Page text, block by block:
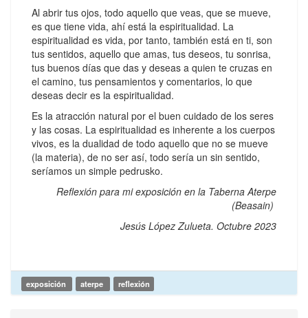
Al abrir tus ojos, todo aquello que veas, que se mueve,
es que tiene vida, ahí está la espiritualidad. La
espiritualidad es vida, por tanto, también está en ti, son
tus sentidos, aquello que amas, tus deseos, tu sonrisa,
tus buenos días que das y deseas a quien te cruzas en
el camino, tus pensamientos y comentarios, lo que
deseas decir es la espiritualidad.
Es la atracción natural por el buen cuidado de los seres
y las cosas. La espiritualidad es inherente a los cuerpos
vivos, es la dualidad de todo aquello que no se mueve
(la materia), de no ser así, todo sería un sin sentido,
seríamos un simple pedrusko.
Reflexión para mi exposición en la Taberna Aterpe
(Beasain)
Jesús López Zulueta. Octubre 2023
exposición aterpe reflexión